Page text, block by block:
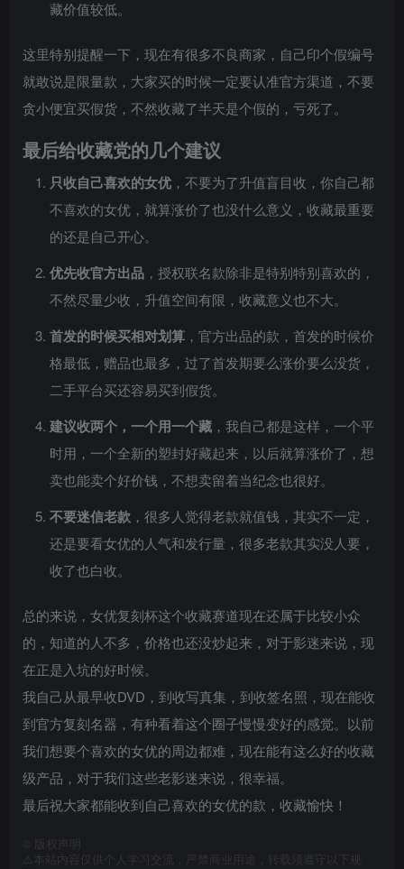
藏价值较低。
这里特别提醒一下，现在有很多不良商家，自己印个假编号
就敢说是限量款，大家买的时候一定要认准官方渠道，不要
贪小便宜买假货，不然收藏了半天是个假的，亏死了。
最后给收藏党的几个建议
只收自己喜欢的女优 ，不要为了升值盲目收，你自己都
不喜欢的女优，就算涨价了也没什么意义，收藏最重要
的还是自己开心。
优先收官方出品 ，授权联名款除非是特别特别喜欢的，
不然尽量少收，升值空间有限，收藏意义也不大。
首发的时候买相对划算 ，官方出品的款，首发的时候价
格最低，赠品也最多，过了首发期要么涨价要么没货，
二手平台买还容易买到假货。
建议收两个，一个用一个藏 ，我自己都是这样，一个平
时用，一个全新的塑封好藏起来，以后就算涨价了，想
卖也能卖个好价钱，不想卖留着当纪念也很好。
不要迷信老款 ，很多人觉得老款就值钱，其实不一定，
还是要看女优的人气和发行量，很多老款其实没人要，
收了也白收。
总的来说，女优复刻杯这个收藏赛道现在还属于比较小众
的，知道的人不多，价格也还没炒起来，对于影迷来说，现
在正是入坑的好时候。
我自己从最早收DVD，到收写真集，到收签名照，现在能收
到官方复刻名器，有种看着这个圈子慢慢变好的感觉。以前
我们想要个喜欢的女优的周边都难，现在能有这么好的收藏
级产品，对于我们这些老影迷来说，很幸福。
最后祝大家都能收到自己喜欢的女优的款，收藏愉快！
版权声明
⚠️本站内容仅供个人学习交流，严禁商业用途，转载须遵守以下规